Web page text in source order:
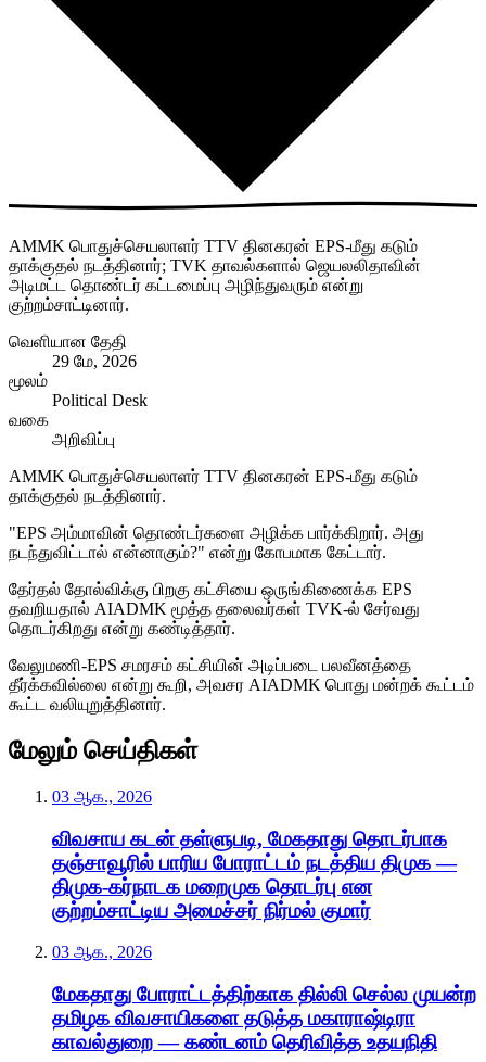
AMMK பொதுச்செயலாளர் TTV தினகரன் EPS-மீது கடும்
தாக்குதல் நடத்தினார்; TVK தாவல்களால் ஜெயலலிதாவின்
அடிமட்ட தொண்டர் கட்டமைப்பு அழிந்துவரும் என்று
குற்றம்சாட்டினார்.
வெளியான தேதி
29 மே, 2026
மூலம்
Political Desk
வகை
அறிவிப்பு
AMMK பொதுச்செயலாளர் TTV தினகரன் EPS-மீது கடும்
தாக்குதல் நடத்தினார்.
"EPS அம்மாவின் தொண்டர்களை அழிக்க பார்க்கிறார். அது
நடந்துவிட்டால் என்னாகும்?" என்று கோபமாக கேட்டார்.
தேர்தல் தோல்விக்கு பிறகு கட்சியை ஒருங்கிணைக்க EPS
தவறியதால் AIADMK மூத்த தலைவர்கள் TVK-ல் சேர்வது
தொடர்கிறது என்று கண்டித்தார்.
வேலுமணி-EPS சமரசம் கட்சியின் அடிப்படை பலவீனத்தை
தீர்க்கவில்லை என்று கூறி, அவசர AIADMK பொது மன்றக் கூட்டம்
கூட்ட வலியுறுத்தினார்.
மேலும் செய்திகள்
03 ஆக., 2026
விவசாய கடன் தள்ளுபடி, மேகதாது தொடர்பாக
தஞ்சாவூரில் பாரிய போராட்டம் நடத்திய திமுக —
திமுக-கர்நாடக மறைமுக தொடர்பு என
குற்றம்சாட்டிய அமைச்சர் நிர்மல் குமார்
03 ஆக., 2026
மேகதாது போராட்டத்திற்காக தில்லி செல்ல முயன்ற
தமிழக விவசாயிகளை தடுத்த மகாராஷ்டிரா
காவல்துறை — கண்டனம் தெரிவித்த உதயநிதி